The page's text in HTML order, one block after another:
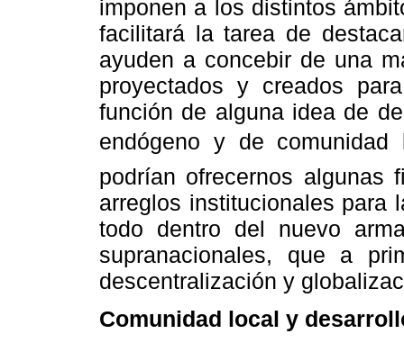
imponen a los distintos
facilitará la tarea de
ayuden a concebir de una
proyectados y creados
función de alguna idea de
endógeno y de comunidad
podrían ofrecernos algunas
arreglos institucionales para
todo dentro del nuevo
supranacionales, que a
descentralización y
Comunidad local y